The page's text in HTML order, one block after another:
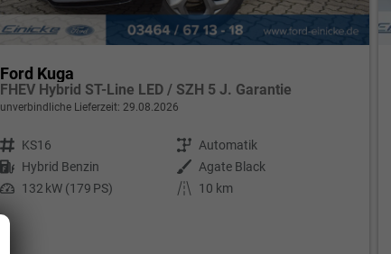
Ford Kuga
FHEV Hybrid ST-Line LED / SZH 5 J. Garantie
unverbindliche Lieferzeit: 29.08.2026
Fahrzeugnr. KS16 Getriebe Automatik
Kraftstoff Hybrid Benzin Außenfarbe
Agate Black
Leistung 132 kW (179 PS) Kilometerstand 10 km